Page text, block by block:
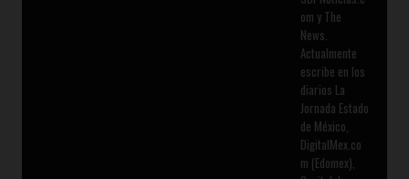
om y The
News.
Actualmente
escribe en los
diarios La
Jornada Estado
de México,
DigitalMex.co
m (Edomex),